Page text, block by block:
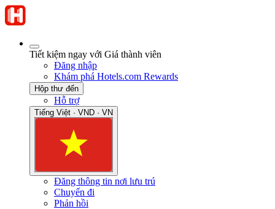
Tiết kiệm ngay với Giá thành viên
Đăng nhập
Khám phá Hotels.com Rewards
Hộp thư đến
Hỗ trợ
Tiếng Việt · VND · VN
Đăng thông tin nơi lưu trú
Chuyến đi
Phản hồi